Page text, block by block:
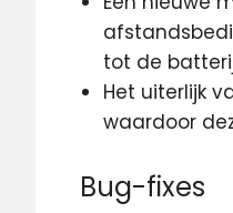
tot de
Het uiterlijk
waardoor
Bug-fixes